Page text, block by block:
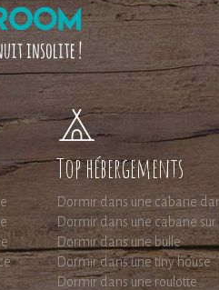
Top hébergements
Dormir dans une cabane
Dormir dans une cabane sur
Dormir dans une bulle
Dormir dans une tiny house
Dormir dans une roulotte